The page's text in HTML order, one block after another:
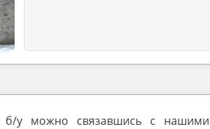
б/у можно связавшись с нашими